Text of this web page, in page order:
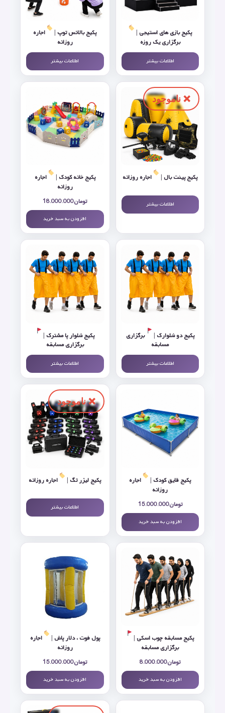
پکیج بازی های استیجی |
برگزاری یک روزه
اطلاعات بیشتر
پکیج بالانس توپ |
اجاره
روزانه
اطلاعات بیشتر
پکیج پینت بال | اجاره روزانه
اطلاعات بیشتر
پکیج خانه کودک |
اجاره
روزانه
تومان18.000.000
افزودن به سبد خرید
پکیج دو شلوارک |
برگزاری
مسابقه
اطلاعات بیشتر
پکیج شلوار پا مشترک |
برگزاری مسابقه
اطلاعات بیشتر
پکیج قایق کودک |
اجاره
روزانه
تومان15.000.000
افزودن به سبد خرید
پکیج لیزر تگ | اجاره روزانه
اطلاعات بیشتر
پکیج مسابقه چوب اسکی |
برگزاری مسابقه
تومان8.000.000
افزودن به سبد خرید
پول فوت ، دلار پاش |
اجاره
روزانه
تومان15.000.000
افزودن به سبد خرید